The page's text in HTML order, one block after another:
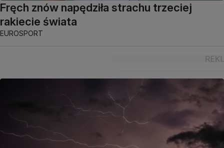
Fręch znów napędziła strachu trzeciej
rakiecie świata
EUROSPORT